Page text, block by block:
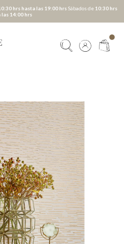
hrs hasta las 19:00 hrsSábados de 10:30 hrs
las 14:00 hrs